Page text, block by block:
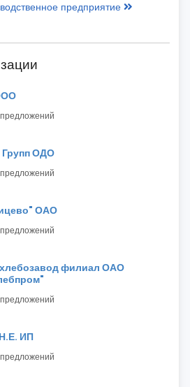
предприятие
ОДО
ОАО
филиал ОАО
ИП